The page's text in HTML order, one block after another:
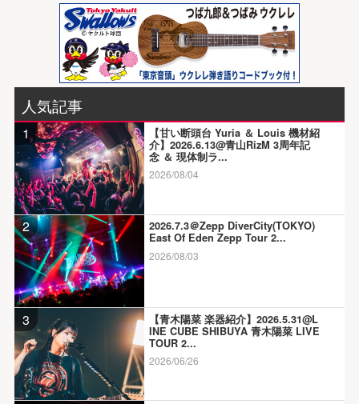
人気記事
1
【甘い断頭台 Yuria ＆ Louis 機材紹
介】2026.6.13@青山RizM 3周年記
念 ＆ 現体制ラ...
2026/08/04
2
2026.7.3＠Zepp DiverCity(TOKYO)
East Of Eden Zepp Tour 2...
2026/08/03
3
【青木陽菜 楽器紹介】2026.5.31@L
INE CUBE SHIBUYA 青木陽菜 LIVE
TOUR 2...
2026/06/26